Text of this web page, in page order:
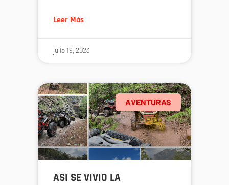
Leer Más
julio 19, 2023
AVENTURAS
ASI SE VIVIO LA